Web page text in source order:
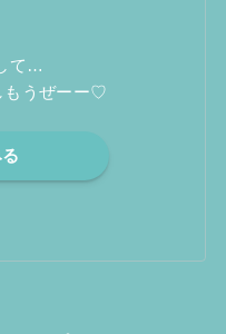
て…
もうぜーー♡